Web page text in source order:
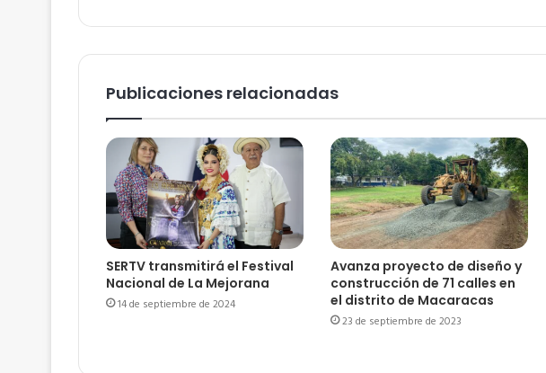
Publicaciones relacionadas
SERTV transmitirá el Festival
Nacional de La Mejorana
14 de septiembre de 2024
Avanza proyecto de diseño y
construcción de 71 calles en
el distrito de Macaracas
23 de septiembre de 2023